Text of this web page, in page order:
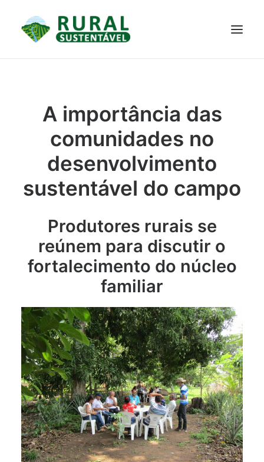
JANELA DO CONHECIMENTO
RESULTADOS ALCANÇADOS
A importância das
comunidades no
desenvolvimento
sustentável do campo
Produtores rurais se
reúnem para discutir o
fortalecimento do núcleo
familiar